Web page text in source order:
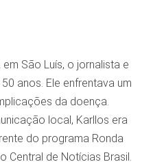
São Luís, o jornalista e
anos. Ele enfrentava um
da doença.
local, Karllos era
do programa Ronda
Central de Notícias Brasil.